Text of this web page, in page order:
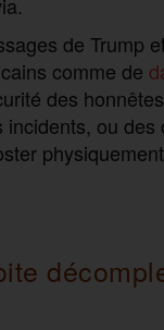
de Trump
comme de
des
ou